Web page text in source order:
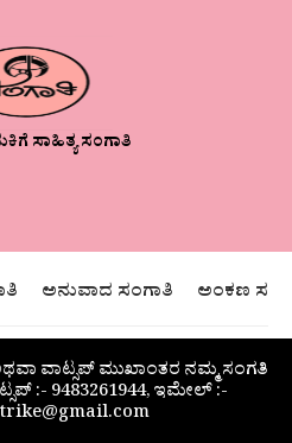
ಸಾಹಿತ್ಯ ಸಂಗಾತಿ
ಅನುವಾದ ಸಂಗಾತಿ ಅಂಕಣ
ವಾಟ್ಸಪ್ ಮುಖಾಂತರ ನಮ್ಮ ಸಂಗತಿ
:- 9483261944, ಇಮೇಲ್ :-